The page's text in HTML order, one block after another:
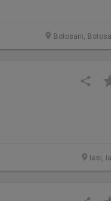
Botosani,
Iasi,